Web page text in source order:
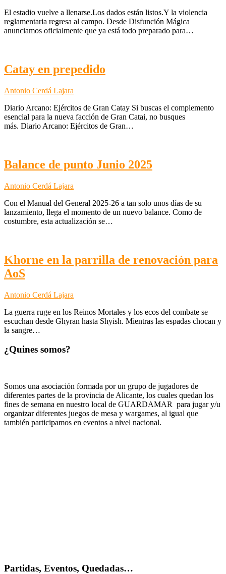
El estadio vuelve a llenarse.Los dados están listos.Y la violencia
reglamentaria regresa al campo. Desde Disfunción Mágica
anunciamos oficialmente que ya está todo preparado para…
Catay en prepedido
Antonio Cerdá Lajara
Diario Arcano: Ejércitos de Gran Catay Si buscas el complemento
esencial para la nueva facción de Gran Catai, no busques
más. Diario Arcano: Ejércitos de Gran…
Balance de punto Junio 2025
Antonio Cerdá Lajara
Con el Manual del General 2025-26 a tan solo unos días de su
lanzamiento, llega el momento de un nuevo balance. Como de
costumbre, esta actualización se…
Khorne en la parrilla de renovación para
AoS
Antonio Cerdá Lajara
La guerra ruge en los Reinos Mortales y los ecos del combate se
escuchan desde Ghyran hasta Shyish. Mientras las espadas chocan y
la sangre…
¿Quines somos?
Somos una asociación formada por un grupo de jugadores de
diferentes partes de la provincia de Alicante, los cuales quedan los
fines de semana en nuestro local de GUARDAMAR para jugar y/u
organizar diferentes juegos de mesa y wargames, al igual que
también participamos en eventos a nivel nacional.
Partidas, Eventos, Quedadas…